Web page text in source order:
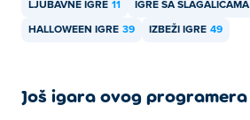
LJUBAVNE IGRE 11 IGRE SA SLAGALICAMA
HALLOWEEN IGRE 39 IZBEŽI IGRE 49
Još igara ovog programera